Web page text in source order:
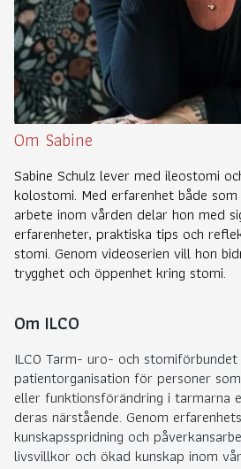
Om Sabine
Sabine Schulz lever med ileostomi
kolostomi. Med erfarenhet både
arbete inom vården delar hon med
erfarenheter, praktiska tips och
stomi. Genom videoserien vill hon
trygghet och öppenhet kring stomi.
Om ILCO
ILCO Tarm- uro- och
patientorganisation för personer
eller funktionsförändring i tarmarna
deras närstående. Genom
kunskapsspridning och
livsvillkor och ökad kunskap inom